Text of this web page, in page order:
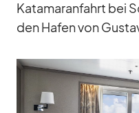
Ka­ta­ma­ran­fahrt bei
den Ha­fen von